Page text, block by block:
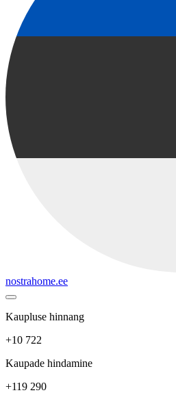
nostrahome.ee
Kaupluse hinnang
+10 722
Kaupade hindamine
+119 290